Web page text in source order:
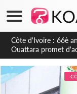
Côte d'Ivoire : À
ivoirien et veut s'en
de la Guinée